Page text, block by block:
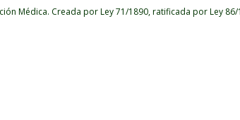
Médica. Creada por Ley 71/1890, ratificada por Ley 86/